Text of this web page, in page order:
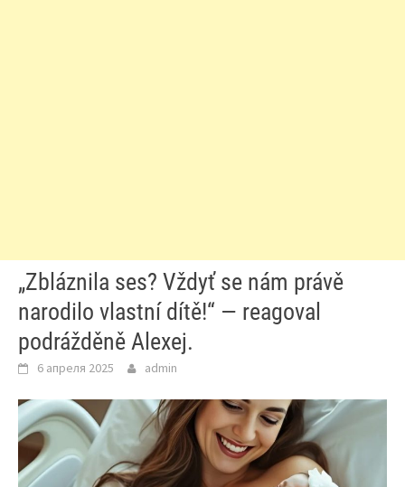
„Zbláznila ses? Vždyť se nám právě
narodilo vlastní dítě!“ — reagoval
podrážděně Alexej.
6 апреля 2025 admin